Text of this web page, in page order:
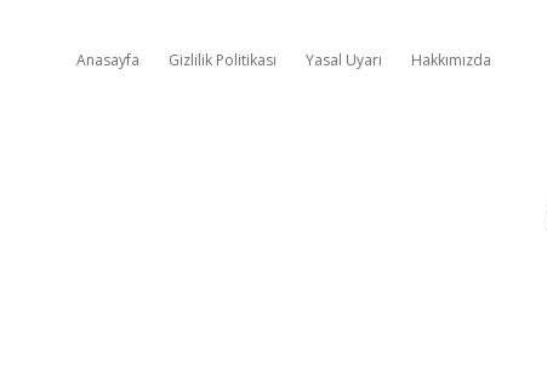
Anasayfa Gizlilik Politikası Yasal Uyarı Hakkımızda